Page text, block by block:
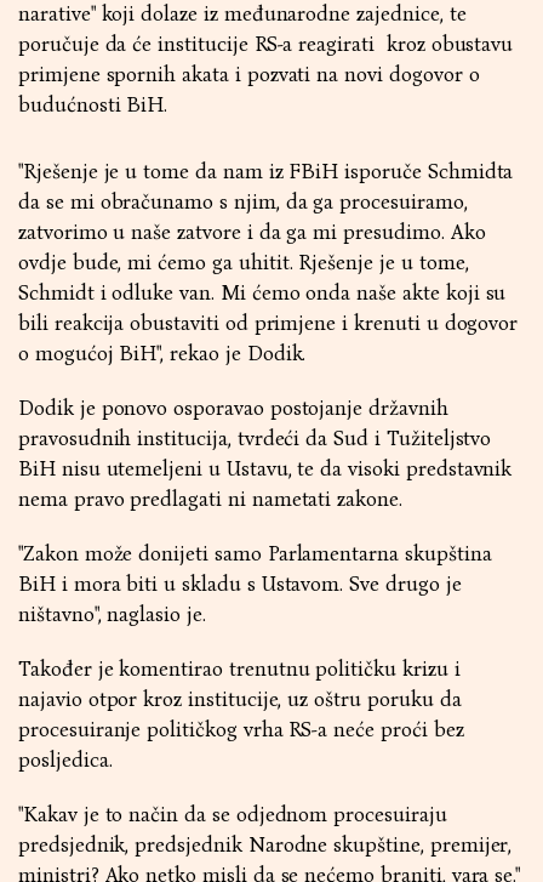
narative" koji dolaze iz međunarodne zajednice, te
poručuje da će institucije RS-a reagirati kroz obustavu
primjene spornih akata i pozvati na novi dogovor o
budućnosti BiH.
"Rješenje je u tome da nam iz FBiH isporuče Schmidta
da se mi obračunamo s njim, da ga procesuiramo,
zatvorimo u naše zatvore i da ga mi presudimo. Ako
ovdje bude, mi ćemo ga uhitit. Rješenje je u tome,
Schmidt i odluke van. Mi ćemo onda naše akte koji su
bili reakcija obustaviti od primjene i krenuti u dogovor
o mogućoj BiH", rekao je Dodik.
Dodik je ponovo osporavao postojanje državnih
pravosudnih institucija, tvrdeći da Sud i Tužiteljstvo
BiH nisu utemeljeni u Ustavu, te da visoki predstavnik
nema pravo predlagati ni nametati zakone.
"Zakon može donijeti samo Parlamentarna skupština
BiH i mora biti u skladu s Ustavom. Sve drugo je
ništavno", naglasio je.
Također je komentirao trenutnu političku krizu i
najavio otpor kroz institucije, uz oštru poruku da
procesuiranje političkog vrha RS-a neće proći bez
posljedica.
"Kakav je to način da se odjednom procesuiraju
predsjednik, predsjednik Narodne skupštine, premijer,
ministri? Ako netko misli da se nećemo braniti, vara se."